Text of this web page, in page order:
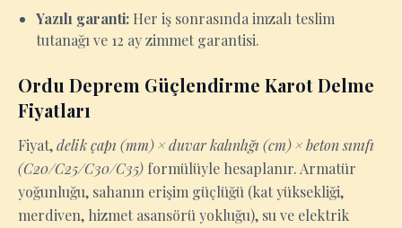
Yazılı garanti: Her iş sonrasında imzalı teslim
tutanağı ve 12 ay zimmet garantisi.
Ordu Deprem Güçlendirme Karot Delme
Fiyatları
Fiyat,delik çapı (mm) × duvar kalınlığı (cm) × beton sınıfı
(C20/C25/C30/C35) formülüyle hesaplanır. Armatür
yoğunluğu, sahanın erişim güçlüğü (kat yüksekliği,
merdiven, hizmet asansörü yokluğu), su ve elektrik